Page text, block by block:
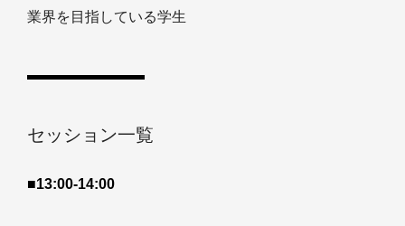
業界を目指している学生
セッション一覧
■13:00-14:00